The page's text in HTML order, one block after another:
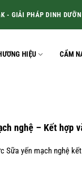
- GIẢI PHÁP DINH
HIỆU CẨM
nghệ – Kết hợp
Sữa yến mạch nghệ